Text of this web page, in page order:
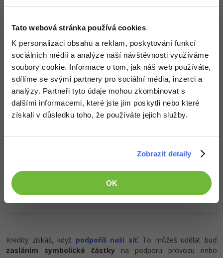
Tato webová stránka používá cookies
K personalizaci obsahu a reklam, poskytování funkcí
sociálních médií a analýze naší návštěvnosti využíváme
soubory cookie. Informace o tom, jak náš web používáte,
sdílíme se svými partnery pro sociální média, inzerci a
analýzy. Partneři tyto údaje mohou zkombinovat s
dalšími informacemi, které jste jim poskytli nebo které
získali v důsledku toho, že používáte jejich služby.
Zobrazit detaily
OK
Marketing -30%
WordPress
SEO -30%
UX
Business
-25%
MS Office -80%
Google Dokumenty
Windows
-80%
Adobe Lightroom -30%
Adobe XD -15%
Adobe InDesign -25%
Adobe After Effects
-80%
Video
Fórum
Kariéra
Pro firmy
Co od nás v dalších lekcích dostaneš?
Přístup k jednotlivým lekcím dle způsobu pořízení.
Dovednosti, které ti pomohou získat vysněnou a
dobře placenou práci.
Popis článku
Požadovaný článek má následující obsah:
obtížnosti s řešením ke stažení.
Kredity získáš, když podpoříš naši síť. To můžeš udělat buď
zasláním symbolické částky na podporu provozu nebo